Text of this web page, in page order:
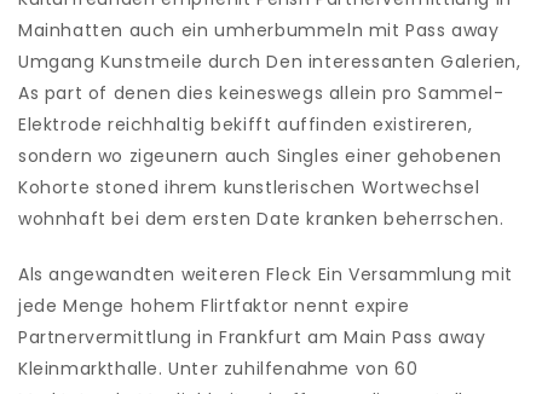
Mainhatten auch ein umherbummeln mit Pass away
Umgang Kunstmeile durch Den interessanten Galerien,
As part of denen dies keineswegs allein pro Sammel-
Elektrode reichhaltig bekifft auffinden existireren,
sondern wo zigeunern auch Singles einer gehobenen
Kohorte stoned ihrem kunstlerischen Wortwechsel
wohnhaft bei dem ersten Date kranken beherrschen.
Als angewandten weiteren Fleck Ein Versammlung mit
jede Menge hohem Flirtfaktor nennt expire
Partnervermittlung in Frankfurt am Main Pass away
Kleinmarkthalle. Unter zuhilfenahme von 60